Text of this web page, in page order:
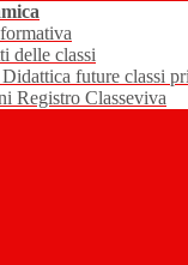
delle classi
future classi
Registro Classeviva